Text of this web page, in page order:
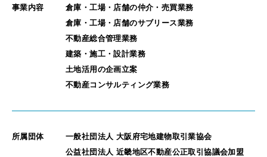
事業内容
倉庫・工場・店舗の仲介・売買業務
倉庫・工場・店舗のサブリース業務
不動産総合管理業務
建築・施工・設計業務
土地活用の企画立案
不動産コンサルティング業務
所属団体
一般社団法人 大阪府宅地建物取引業協会
公益社団法人 近畿地区不動産公正取引協議会加盟